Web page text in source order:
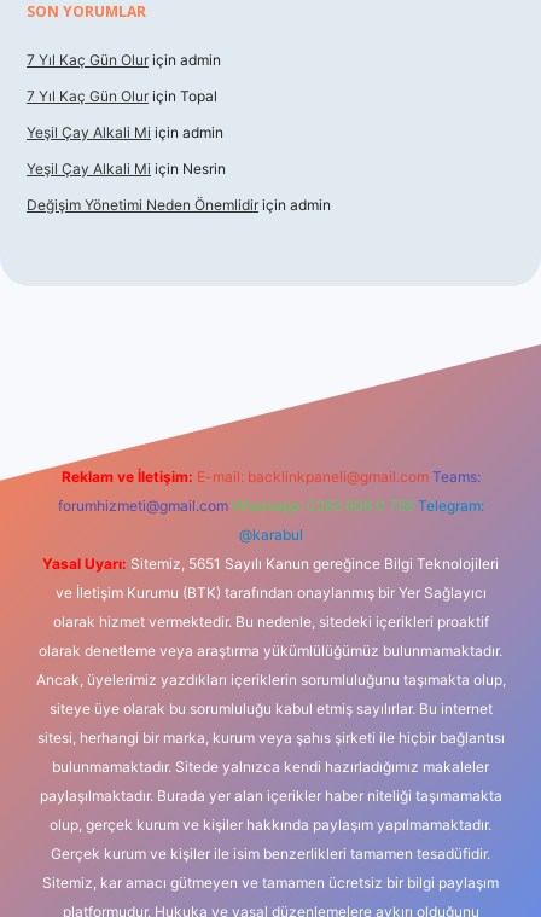
SON YORUMLAR
7 Yıl Kaç Gün Olur için admin
7 Yıl Kaç Gün Olur için Topal
Yeşil Çay Alkali Mi için admin
Yeşil Çay Alkali Mi için Nesrin
Değişim Yönetimi Neden Önemlidir için admin
Reklam ve İletişim: E-mail: backlinkpaneli@gmail.com Teams:
forumhizmeti@gmail.com Whatsapp: 0262 606 0 726 Telegram:
@karabul
Yasal Uyarı: Sitemiz, 5651 Sayılı Kanun gereğince Bilgi Teknolojileri
ve İletişim Kurumu (BTK) tarafından onaylanmış bir Yer Sağlayıcı
olarak hizmet vermektedir. Bu nedenle, sitedeki içerikleri proaktif
olarak denetleme veya araştırma yükümlülüğümüz bulunmamaktadır.
Ancak, üyelerimiz yazdıkları içeriklerin sorumluluğunu taşımakta olup,
siteye üye olarak bu sorumluluğu kabul etmiş sayılırlar. Bu internet
sitesi, herhangi bir marka, kurum veya şahıs şirketi ile hiçbir bağlantısı
bulunmamaktadır. Sitede yalnızca kendi hazırladığımız makaleler
paylaşılmaktadır. Burada yer alan içerikler haber niteliği taşımamakta
olup, gerçek kurum ve kişiler hakkında paylaşım yapılmamaktadır.
Gerçek kurum ve kişiler ile isim benzerlikleri tamamen tesadüfidir.
Sitemiz, kar amacı gütmeyen ve tamamen ücretsiz bir bilgi paylaşım
platformudur. Hukuka ve yasal düzenlemelere aykırı olduğunu